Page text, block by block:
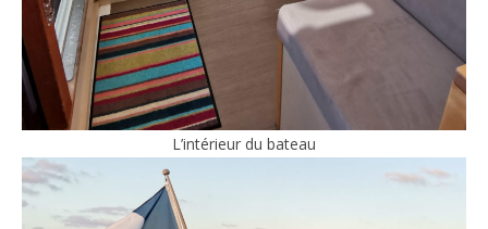
L’intérieur du bateau